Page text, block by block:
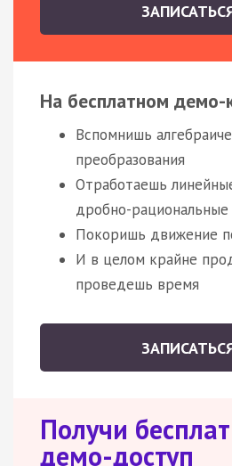
На бесплатном демо-
Вспомнишь
преобразования
Отработаешь
дробно-рациональные
Покоришь движение
И в целом крайне
проведешь время
Получи
демо-доступ